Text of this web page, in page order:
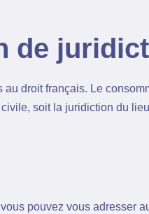
de
au droit français. Le
soit la juridiction du
pouvez vous adresser